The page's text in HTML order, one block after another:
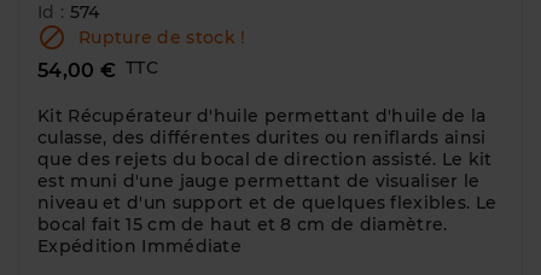
Id : 574
 Rupture de stock !
54,00 € TTC
Kit Récupérateur d'huile permettant d'huile de la
culasse, des différentes durites ou reniflards ainsi
que des rejets du bocal de direction assisté. Le kit
est muni d'une jauge permettant de visualiser le
niveau et d'un support et de quelques flexibles. Le
bocal fait 15 cm de haut et 8 cm de diamètre.
Expédition Immédiate